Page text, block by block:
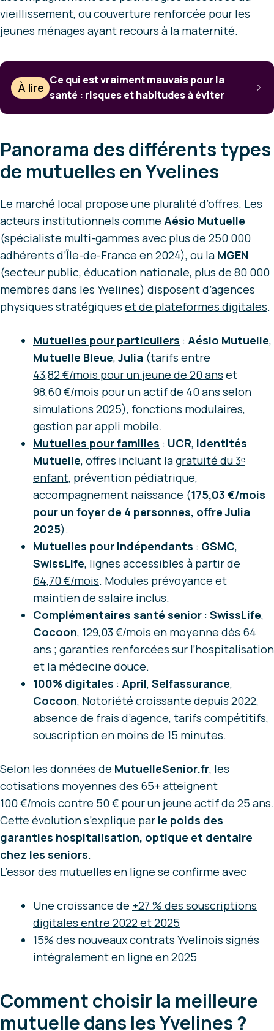
vieillissement, ou couverture renforcée pour les
jeunes ménages ayant recours à la maternité.
À lire
Ce qui est vraiment mauvais pour la
santé : risques et habitudes à éviter
Panorama des différents types
de mutuelles en Yvelines
Le marché local propose une pluralité d’offres. Les
acteurs institutionnels comme Aésio Mutuelle
(spécialiste multi-gammes avec plus de 250 000
adhérents d’Île-de-France en 2024), ou la MGEN
(secteur public, éducation nationale, plus de 80 000
membres dans les Yvelines) disposent d’agences
physiques stratégiques et de plateformes digitales.
Mutuelles pour particuliers : Aésio Mutuelle,
Mutuelle Bleue,Julia (tarifs entre
43,82 €/mois pour un jeune de 20 ans et
98,60 €/mois pour un actif de 40 ans selon
simulations 2025), fonctions modulaires,
gestion par appli mobile.
Mutuelles pour familles : UCR, Identités
Mutuelle, offres incluant lagratuité du 3ᵉ
enfant, prévention pédiatrique,
accompagnement naissance (175,03 €/mois
pour un foyer de 4 personnes, offre Julia
2025).
Mutuelles pour indépendants : GSMC,
SwissLife, lignes accessibles à partir de
64,70 €/mois. Modules prévoyance et
maintien de salaire inclus.
Complémentaires santé senior : SwissLife,
Cocoon, 129,03 €/mois en moyenne dès 64
ans ; garanties renforcées sur l’hospitalisation
et la médecine douce.
100% digitales : April, Selfassurance,
Cocoon, Notoriété croissante depuis 2022,
absence de frais d’agence, tarifs compétitifs,
souscription en moins de 15 minutes.
Selon les données de MutuelleSenior.fr, les
cotisations moyennes des 65+ atteignent
100 €/mois contre 50 € pour un jeune actif de 25 ans.
Cette évolution s’explique par le poids des
garanties hospitalisation, optique et dentaire
chez les seniors.
L’essor des mutuelles en ligne se confirme avec
Une croissance de +27 % des souscriptions
digitales entre 2022 et 2025
15% des nouveaux contrats Yvelinois signés
intégralement en ligne en 2025
Comment choisir la meilleure
mutuelle dans les Yvelines ?